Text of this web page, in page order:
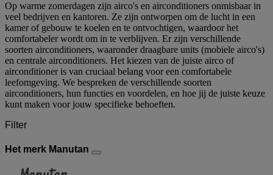
Op warme zomerdagen zijn airco's en airconditioners onmisbaar in
veel bedrijven en kantoren. Ze zijn ontworpen om de lucht in een
kamer of gebouw te koelen en te ontvochtigen, waardoor het
comfortabeler wordt om in te verblijven. Er zijn verschillende
soorten airconditioners, waaronder draagbare units (mobiele airco's)
en centrale airconditioners. Het kiezen van de juiste airco of
airconditioner is van cruciaal belang voor een comfortabele
leefomgeving. We bespreken de verschillende soorten
airconditioners, hun functies en voordelen, en hoe jij de juiste keuze
kunt maken voor jouw specifieke behoeften.
Filter
Het merk Manutan